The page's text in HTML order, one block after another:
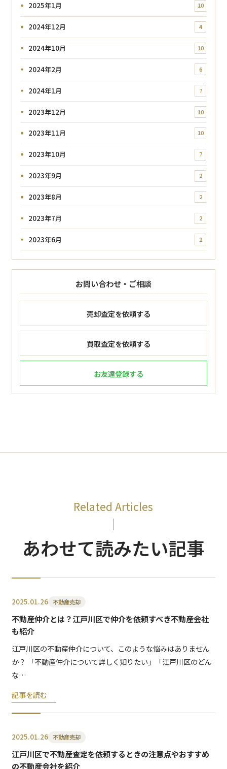
2025年1月 10
2024年12月 4
2024年10月 10
2024年2月 6
2024年1月 7
2023年12月 10
2023年11月 10
2023年10月 7
2023年9月 2
2023年8月 2
2023年7月 2
2023年6月 2
お問い合わせ・ご相談
売却査定を依頼する
買取査定を依頼する
お友達登録する
Related Articles
あわせて読みたい記事
2025.01.26 不動産売却
不動産仲介とは？江戸川区で仲介を依頼すべき不動産会社
も紹介
江戸川区の不動産仲介について、このような悩みはありません
か？ 「不動産仲介について詳しく知りたい」「江戸川区のどん
な…
記事を読む
2025.01.26 不動産売却
江戸川区で不動産査定を依頼するときの注意点やおすすめ
の不動産会社を紹介